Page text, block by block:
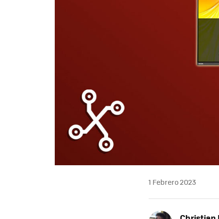
1 Febrero 2023